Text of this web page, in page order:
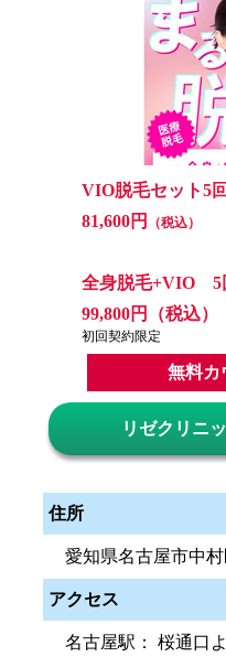
VIO脱毛セット5回
81,600円
（税込）
全身脱毛+VIO 5
99,800円（税込）
初回契約限定
無料カ
リゼクリニ
住所
愛知県名古屋市中
アクセス
名古屋駅： 桜通口